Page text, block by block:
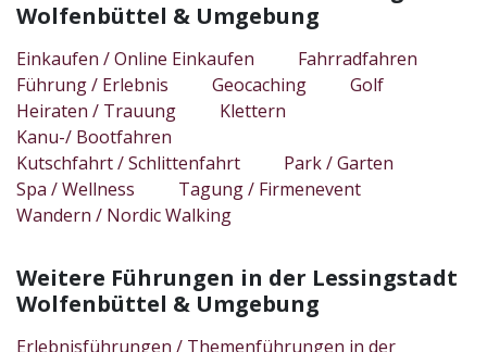
Wolfenbüttel & Umgebung
Einkaufen / Online Einkaufen
Fahrradfahren
Führung / Erlebnis
Geocaching
Golf
Heiraten / Trauung
Klettern
Kanu-/ Bootfahren
Kutschfahrt / Schlittenfahrt
Park / Garten
Spa / Wellness
Tagung / Firmenevent
Wandern / Nordic Walking
Weitere Führungen in der Lessingstadt
Wolfenbüttel & Umgebung
Erlebnisführungen / Themenführungen in der